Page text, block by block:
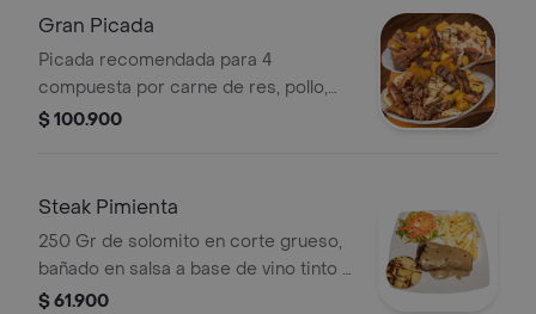
Gran Picada
Picada recomendada para 4
compuesta por carne de res, pollo,
cerdo, chicharrón, costilla, chorizos,
$ 100.900
Steak Pimienta
250 Gr de solomito en corte grueso,
bañado en salsa a base de vino tinto y
pimienta acompañado de papa a la
$ 61.900